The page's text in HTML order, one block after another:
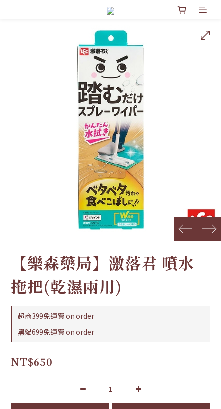
prev next
【樂森藥局】激落君 噴水
拖把(乾濕兩用)
超商399免運費 on order
黑貓699免運費 on order
NT$650